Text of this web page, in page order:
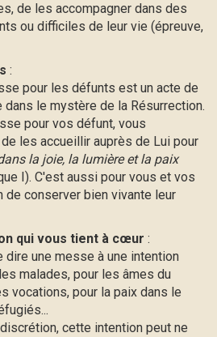
de les accompagner dans des
ou difficiles de leur vie (épreuve,
:
pour les défunts est un acte de
le mystère de la Résurrection.
pour vos défunt, vous
les accueillir auprès de Lui pour
la joie, la lumière et la paix
I). C'est aussi pour vous et vos
de conserver bien vivante leur
qui vous tient à cœur :
dire une messe à une intention
malades, pour les âmes du
vocations, pour la paix dans le
cette intention peut ne